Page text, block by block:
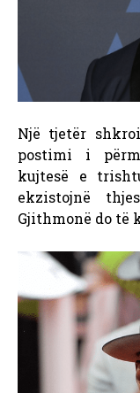
Një tjetër
postimi i
kujtesë e
ekzistojnë
Gjithmonë do të